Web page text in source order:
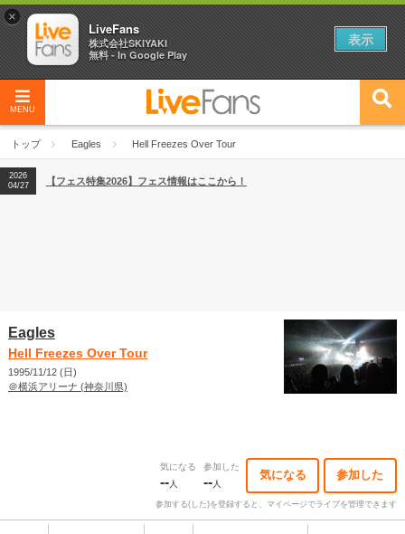
MENU
トップ Eagles Hell Freezes Over Tour
2026
04/27
2026
【ライブ動員ランキング】2026年上半期編発表！
2026
04/27
【フェス特集2026】フェス情報はここから！
Eagles
Hell Freezes Over Tour
1995/11/12 (日)
＠横浜アリーナ (神奈川県)
気になる
--人
参加した
--人
気になる 参加した
参加する(した)を登録すると、マイページでライブを管理できます
×
LiveFans
株式会社SKIYAKI
無料 - In Google Play
表示